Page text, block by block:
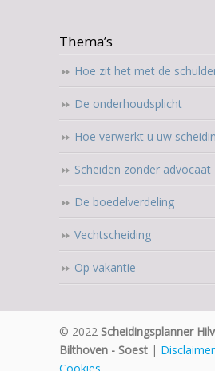
Thema’s
Hoe zit het met de
De onderhoudsplicht
Hoe verwerkt u uw
Scheiden zonder advocaat
De boedelverdeling
Vechtscheiding
Op vakantie
© 2022 Scheidingsplanner
Bilthoven - Soest | Disclaimer